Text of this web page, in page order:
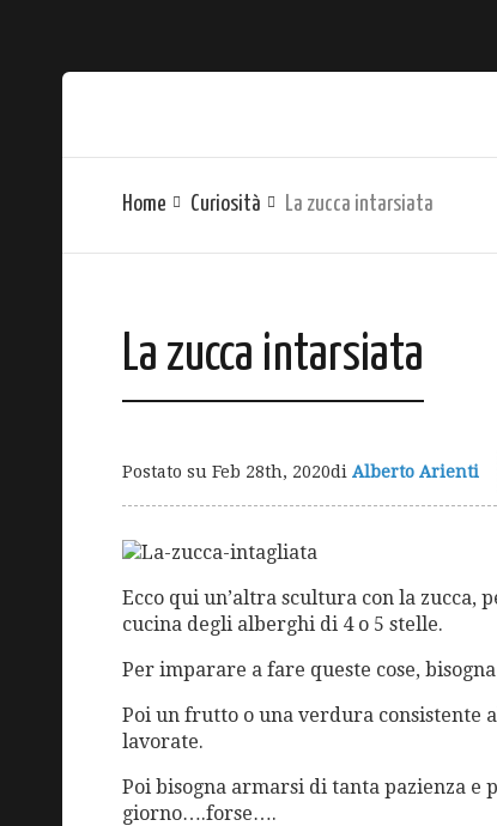
Home Curiosità La zucca intarsiata
La zucca intarsiata
Postato su Feb 28th, 2020di Alberto Arienti
Ecco qui un’altra scultura con la
cucina degli alberghi di 4 o 5 stelle.
Per imparare a fare queste cose,
Poi un frutto o una verdura consistente
lavorate.
Poi bisogna armarsi di tanta pazienza e
giorno….forse….